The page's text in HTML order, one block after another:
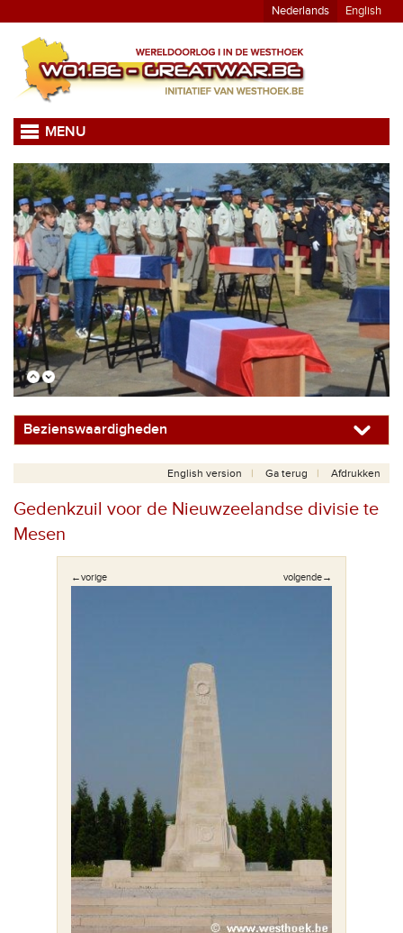
Nederlands English
MENU
Bezienswaardigheden
English version Ga terug Afdrukken
Gedenkzuil voor de Nieuwzeelandse divisie te
Mesen
←vorige volgende→